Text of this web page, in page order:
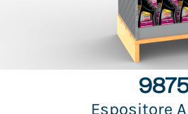
Espositore